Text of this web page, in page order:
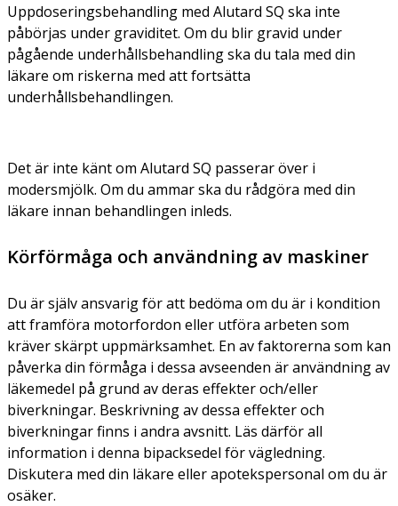
Uppdoseringsbehandling med Alutard SQ ska inte
påbörjas under graviditet. Om du blir gravid under
pågående underhållsbehandling ska du tala med din
läkare om riskerna med att fortsätta
underhållsbehandlingen.
Det är inte känt om Alutard SQ passerar över i
modersmjölk. Om du ammar ska du rådgöra med din
läkare innan behandlingen inleds.
Körförmåga och användning av maskiner
Du är själv ansvarig för att bedöma om du är i kondition
att framföra motorfordon eller utföra arbeten som
kräver skärpt uppmärksamhet. En av faktorerna som kan
påverka din förmåga i dessa avseenden är användning av
läkemedel på grund av deras effekter och/eller
biverkningar. Beskrivning av dessa effekter och
biverkningar finns i andra avsnitt. Läs därför all
information i denna bipacksedel för vägledning.
Diskutera med din läkare eller apotekspersonal om du är
osäker.